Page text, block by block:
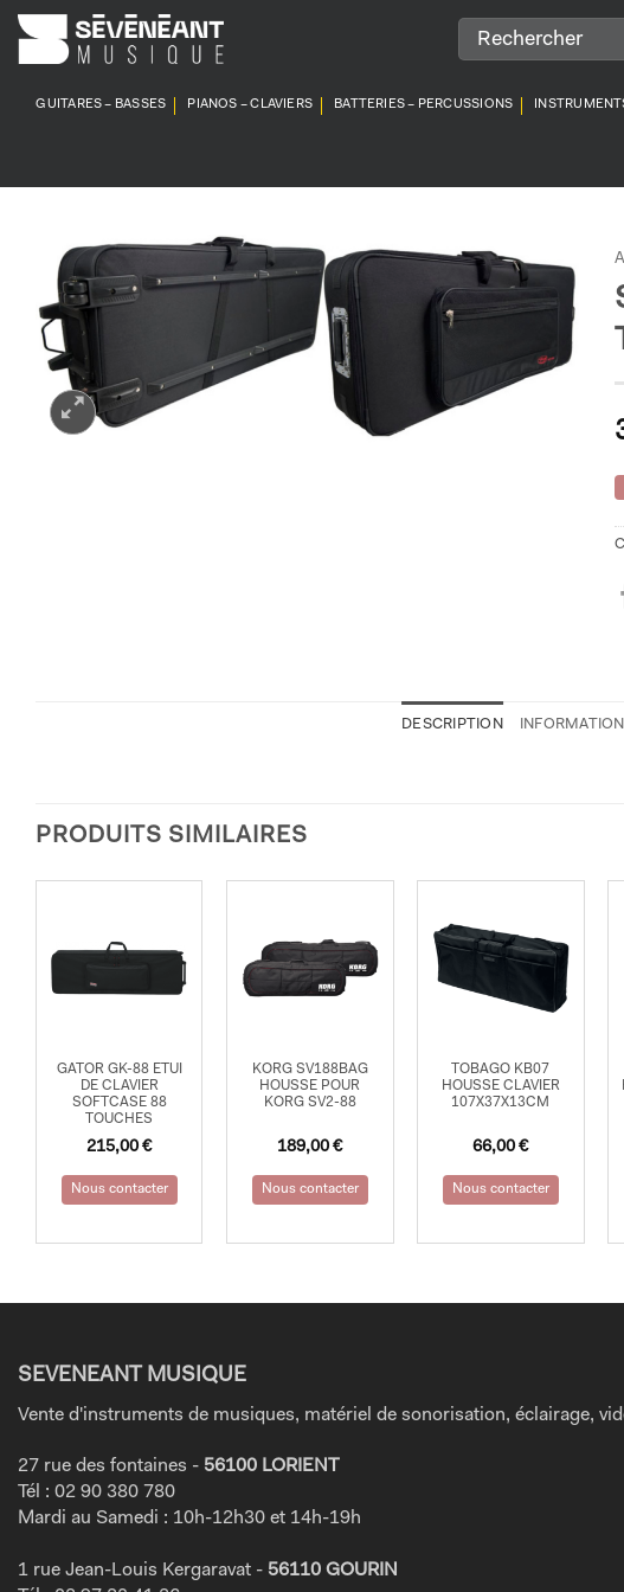
Passer
au
GUITARES – BASSES PIANOS – CLAVIERS BATTERIES – PERCUSSIONS
DESCRIPTION
PRODUITS SIMILAIRES
GATOR GK-88 ETUI
DE CLAVIER
SOFTCASE 88
TOUCHES
215,00€
Nous contacter
KORG SV188BAG
HOUSSE POUR
KORG SV2-88
189,00€
Nous contacter
TOBAGO KB07
HOUSSE CLAVIER
107X37X13CM
66,00€
Nous contacter
SEVENEANT MUSIQUE
Vente d'instruments de musiques, matériel de sonorisation, éclairage,
27 rue des fontaines - 56100 LORIENT
Tél : 02 90 380 780
Mardi au Samedi : 10h-12h30 et 14h-19h
1 rue Jean-Louis Kergaravat - 56110 GOURIN